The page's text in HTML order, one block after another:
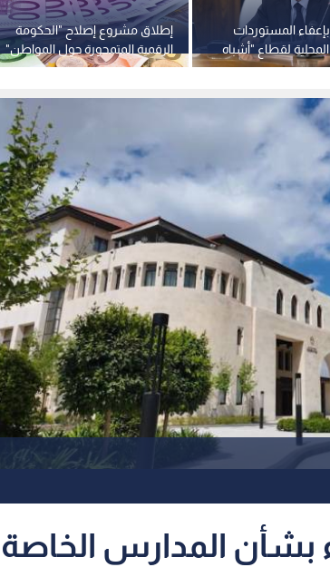
إطلاق مشروع إصلاح "الحكومة
الرقمية المتمحورة حول المواطن"
بدعم من الحكومة الإيطالية بقيمة
المستوردات
لقطاع "أشباه
ضريبة المبيعات
بشأن المدارس الخاصة